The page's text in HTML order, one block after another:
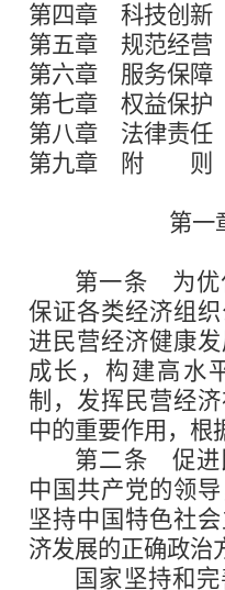
第四章 科技创新
第五章 规范经营
第六章 服务保障
第七章 权益保护
第八章 法律责任
第九章 附 则
第
第一条 为优
保证各类经济组
进民营经济健康
成长，构建高水
制，发挥民营经
中的重要作用，根
第二条 促进
中国共产党的领
坚持中国特色社
济发展的正确政治
国家坚持和